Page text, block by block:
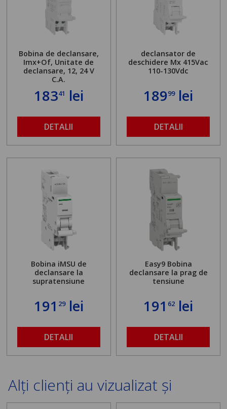
Bobina de declansare,
Imx+Of, Unitate de
declansare, 12, 24 V
C.A.
18341 lei
DETALII
declansator de
deschidere Mx 415Vac
110-130Vdc
18999lei
DETALII
Bobina iMSU de
declansare la
supratensiune
191 29lei
DETALII
Easy9 Bobina
declansare la prag de
tensiune
191 62 lei
DETALII
Alți clienți au vizualizat și